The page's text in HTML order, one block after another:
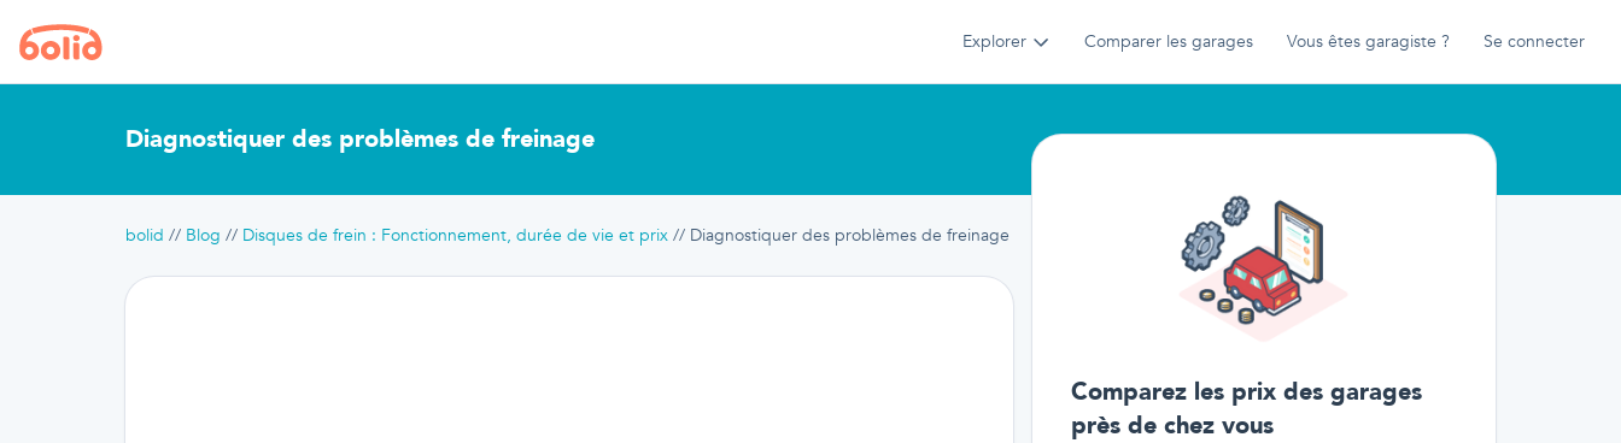
Explorer Comparer les garages Vous êtes garagiste ? Se connecter
Diagnostiquer des problèmes de freinage
bolid Blog Disques de frein : Fonctionnement, durée de vie et prix Diagnostiquer des problèmes de freinage
Comparez les prix des garages
près de chez vous